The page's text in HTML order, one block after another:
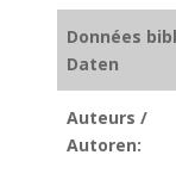
Données
Daten
Auteurs /
Autoren: